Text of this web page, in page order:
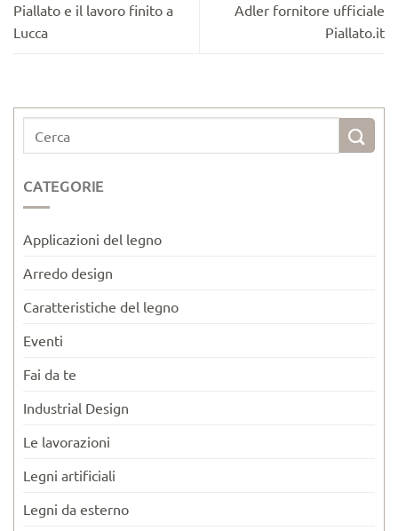
Piallato e il lavoro finito a
Lucca
Adler fornitore ufficiale
Piallato.it
CATEGORIE
Applicazioni del legno
Arredo design
Caratteristiche del legno
Eventi
Fai da te
Industrial Design
Le lavorazioni
Legni artificiali
Legni da esterno